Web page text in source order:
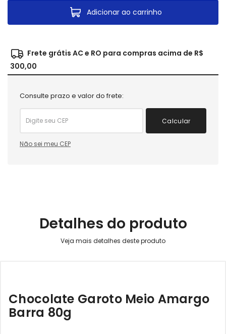
Adicionar ao carrinho
Frete grátis AC e RO para compras acima de R$
300,00
Consulte prazo e valor do frete:
Calcular
Não sei meu CEP
Detalhes do produto
Chocolate Garoto Meio Amargo
Barra 80g